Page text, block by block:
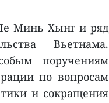
Минь Хынг и ряд
Вьетнама.
поручениям
по вопросам
и сокращения